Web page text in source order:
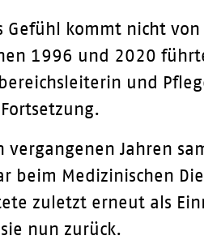
Gefühl kommt nicht
1996 und 2020
und
vergangenen Jahren
beim Medizinischen
zuletzt erneut als
nun zurück.